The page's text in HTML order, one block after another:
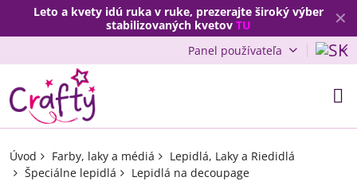
✕
Leto a kvety idú ruka v ruke, prezerajte široký výber
stabilizovaných kvetov TU
Panel používateľa
Úvod Farby, laky a médiá
Lepidlá, Laky a Riedidlá
Špeciálne lepidlá
Lepidlá na decoupage